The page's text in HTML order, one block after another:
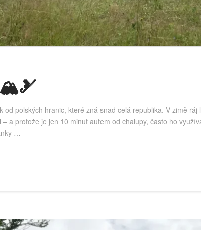
🏔️🎿
od polských hranic, které zná snad celá republika. V zimě
a protože je jen 10 minut autem od chalupy, často ho
…